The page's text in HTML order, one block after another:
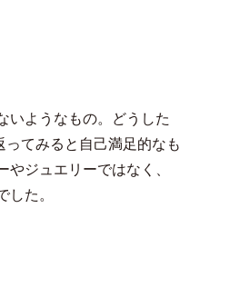
いようなもの。どうした
てみると自己満足的なも
ジュエリーではなく、
た。